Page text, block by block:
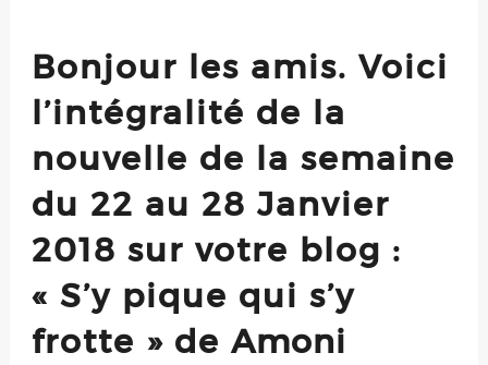
Bonjour les amis. Voici
l’intégralité de la
nouvelle de la semaine
du 22 au 28 Janvier
2018 sur votre blog :
« S’y pique qui s’y
frotte » de Amoni